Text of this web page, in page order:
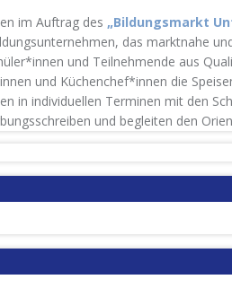
im Auftrag des „Bildungsmarkt
das marktnahe
und Teilnehmende aus
und Küchenchef*innen die
in individuellen Terminen mit den
und begleiten den